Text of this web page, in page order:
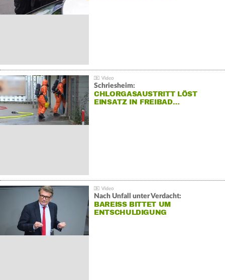
Schriesheim:
CHLORGASAUSTRITT LÖST
EINSATZ IN FREIBAD…
Nach Unfall unter Verdacht:
BAREISS BITTET UM E
NTSCHULDIGUNG